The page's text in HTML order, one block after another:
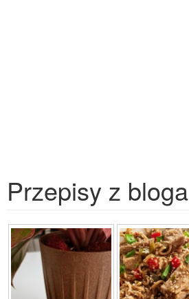
Przepisy z bloga